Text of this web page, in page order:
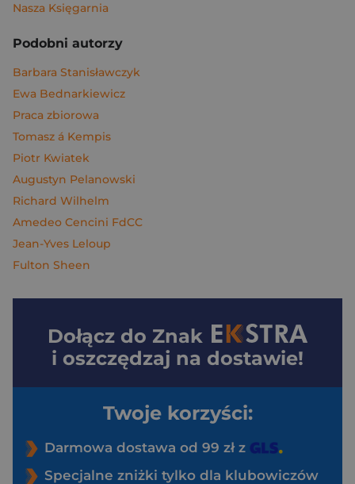
Nasza Księgarnia
Podobni autorzy
Barbara Stanisławczyk
Ewa Bednarkiewicz
Praca zbiorowa
Tomasz á Kempis
Piotr Kwiatek
Augustyn Pelanowski
Richard Wilhelm
Amedeo Cencini FdCC
Jean-Yves Leloup
Fulton Sheen
Dołącz do Znak
i oszczędzaj na dostawie!
Twoje korzyści:
Darmowa dostawa od 99 zł z
Specjalne zniżki tylko dla klubowiczów